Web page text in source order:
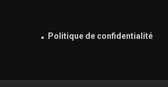
Politique de confidentialité